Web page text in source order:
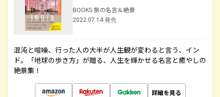
BOOKS 旅の名言＆絶景
2022.07.14 発売
混沌と喧噪、行った人の大半が人生観が変わると言う、イン
ド。「地球の歩き方」が贈る、人生を輝かせる名言と癒やしの
絶景集！
詳細を見る